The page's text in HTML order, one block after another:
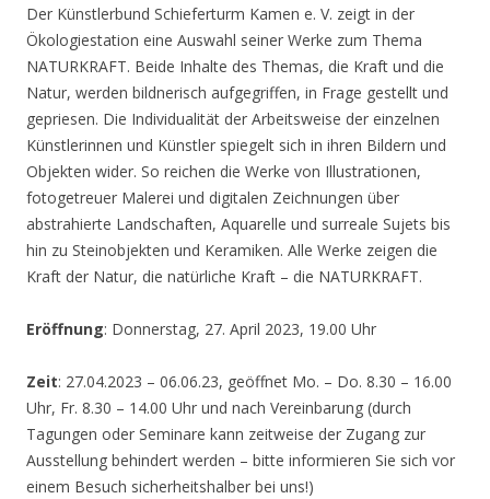
Der Künstlerbund Schieferturm Kamen e. V. zeigt in der
Ökologiestation eine Auswahl seiner Werke zum Thema
NATURKRAFT. Beide Inhalte des Themas, die Kraft und die
Natur, werden bildnerisch aufgegriffen, in Frage gestellt und
gepriesen. Die Individualität der Arbeitsweise der einzelnen
Künstlerinnen und Künstler spiegelt sich in ihren Bildern und
Objekten wider. So reichen die Werke von Illustrationen,
fotogetreuer Malerei und digitalen Zeichnungen über
abstrahierte Landschaften, Aquarelle und surreale Sujets bis
hin zu Steinobjekten und Keramiken. Alle Werke zeigen die
Kraft der Natur, die natürliche Kraft – die NATURKRAFT.
Eröffnung: Donnerstag, 27. April 2023, 19.00 Uhr
Zeit: 27.04.2023 – 06.06.23, geöffnet Mo. – Do. 8.30 – 16.00
Uhr, Fr. 8.30 – 14.00 Uhr und nach Vereinbarung (durch
Tagungen oder Seminare kann zeitweise der Zugang zur
Ausstellung behindert werden – bitte informieren Sie sich vor
einem Besuch sicherheitshalber bei uns!)